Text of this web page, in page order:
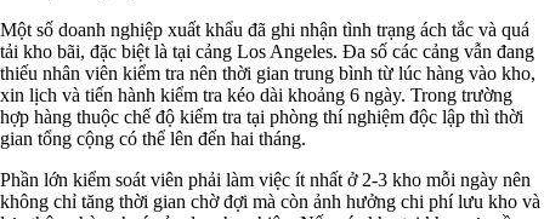
Một số doanh nghiệp xuất khẩu đã ghi nhận tình trạng ách tắc và quá
tải kho bãi, đặc biệt là tại cảng Los Angeles. Đa số các cảng vẫn đang
thiếu nhân viên kiểm tra nên thời gian trung bình từ lúc hàng vào kho,
xin lịch và tiến hành kiểm tra kéo dài khoảng 6 ngày. Trong trường
hợp hàng thuộc chế độ kiểm tra tại phòng thí nghiệm độc lập thì thời
gian tổng cộng có thể lên đến hai tháng.
Phần lớn kiểm soát viên phải làm việc ít nhất ở 2-3 kho mỗi ngày nên
không chỉ tăng thời gian chờ đợi mà còn ảnh hưởng chi phí lưu kho và